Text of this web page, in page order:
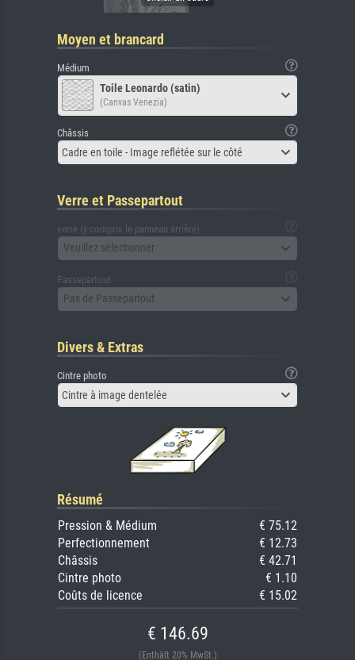
Moyen et brancard
Médium
Toile Leonardo (satin)
(Canvas Venezia)
Châssis
Cadre en toile - Image reflétée sur le côté
Verre et Passepartout
verre (y compris le panneau arrière)
Veuillez sélectionner
Passepartout
Pas de Passepartout
Divers & Extras
Cintre photo
Cintre à image dentelée
Résumé
Pression & Médium
€ 75.12
Perfectionnement
€ 12.73
Châssis
€ 42.71
Cintre photo
€ 1.10
Coûts de licence
€ 15.02
€ 146.69
(Enthält 20% MwSt.)